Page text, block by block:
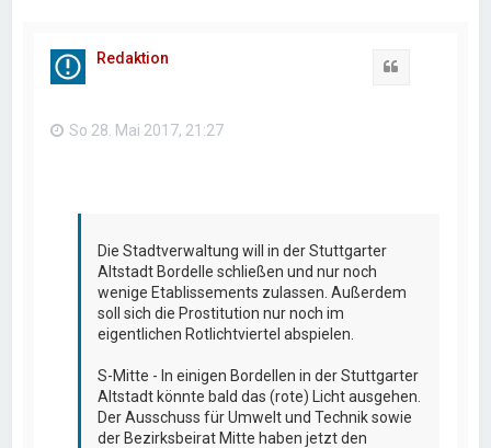
Redaktion
So 28. Mai 2017, 21:27
Die Stadtverwaltung will in der Stuttgarter
Altstadt Bordelle schließen und nur noch
wenige Etablissements zulassen. Außerdem
soll sich die Prostitution nur noch im
eigentlichen Rotlichtviertel abspielen.
S-Mitte - In einigen Bordellen in der Stuttgarter
Altstadt könnte bald das (rote) Licht ausgehen.
Der Ausschuss für Umwelt und Technik sowie
der Bezirksbeirat Mitte haben jetzt den